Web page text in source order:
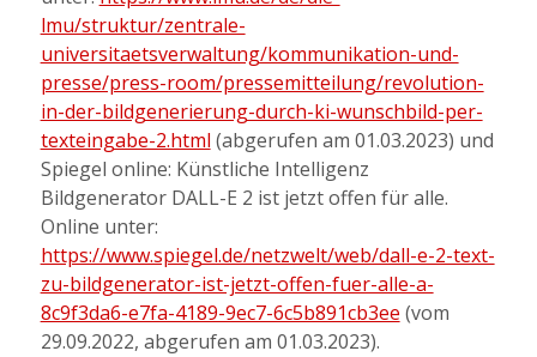
lmu/struktur/zentrale-
universitaetsverwaltung/kommunikation-und-
presse/press-room/pressemitteilung/revolution-
in-der-bildgenerierung-durch-ki-wunschbild-per-
texteingabe-2.html (abgerufen am 01.03.2023) und
Spiegel online: Künstliche Intelligenz
Bildgenerator DALL-E 2 ist jetzt offen für alle.
Online unter:
https://www.spiegel.de/netzwelt/web/dall-e-2-text-
zu-bildgenerator-ist-jetzt-offen-fuer-alle-a-
8c9f3da6-e7fa-4189-9ec7-6c5b891cb3ee (vom
29.09.2022, abgerufen am 01.03.2023).